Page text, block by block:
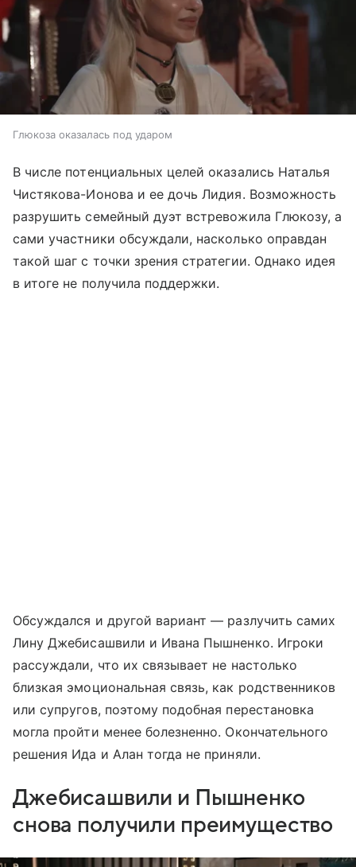
Глюкоза оказалась под ударом
В числе потенциальных целей оказались Наталья
Чистякова-Ионова и ее дочь Лидия. Возможность
разрушить семейный дуэт встревожила Глюкозу, а
сами участники обсуждали, насколько оправдан
такой шаг с точки зрения стратегии. Однако идея
в итоге не получила поддержки.
Обсуждался и другой вариант — разлучить самих
Лину Джебисашвили и Ивана Пышненко. Игроки
рассуждали, что их связывает не настолько
близкая эмоциональная связь, как родственников
или супругов, поэтому подобная перестановка
могла пройти менее болезненно. Окончательного
решения Ида и Алан тогда не приняли.
Джебисашвили и Пышненко
снова получили преимущество